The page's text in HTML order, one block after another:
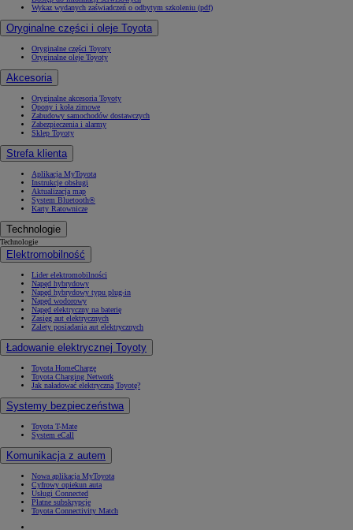
Wykaz wydanych zaświadczeń o odbytym szkoleniu (pdf)
Oryginalne części i oleje Toyota
Oryginalne części Toyoty
Oryginalne oleje Toyoty
Akcesoria
Oryginalne akcesoria Toyoty
Opony i koła zimowe
Zabudowy samochodów dostawczych
Zabezpieczenia i alarmy
Sklep Toyoty
Strefa klienta
Aplikacja MyToyota
Instrukcje obsługi
Aktualizacja map
System Bluetooth®
Karty Ratownicze
Technologie
Technologie
Elektromobilność
Lider elektromobilności
Napęd hybrydowy
Napęd hybrydowy typu plug-in
Napęd wodorowy
Napęd elektryczny na baterię
Zasięg aut elektrycznych
Zalety posiadania aut elektrycznych
Ładowanie elektrycznej Toyoty
Toyota HomeCharge
Toyota Charging Network
Jak naładować elektryczną Toyotę?
Systemy bezpieczeństwa
Toyota T-Mate
System eCall
Komunikacja z autem
Nowa aplikacja MyToyota
Cyfrowy opiekun auta
Usługi Connected
Płatne subskrypcje
Toyota Connectivity Match